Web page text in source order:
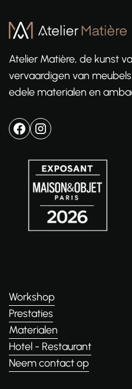
Atelier Matière, de kunst
vervaardigen van
edele materialen en
Workshop
Prestaties
Materialen
Hotel - Restaurant
Neem contact op